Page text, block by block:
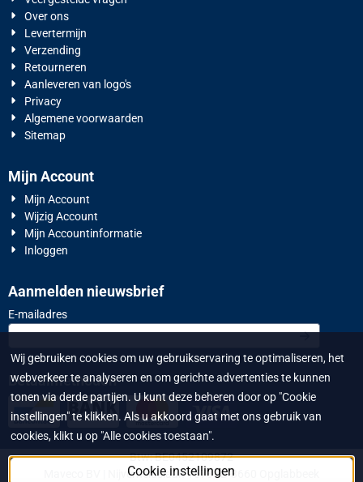
Over ons
Levertermijn
Verzending
Retourneren
Aanleveren van logo's
Privacy
Algemene voorwaarden
Sitemap
Mijn Account
Mijn Account
Wijzig Account
Mijn Accountinformatie
Inloggen
Aanmelden nieuwsbrief
E-mailadresVul je e-mailadres in voor de nieuwsbrief
Betaalmethoden
Btw: BE0452109872
Maveco BV | Nijverheidslaan 1573 | B-3660 Opglabbeek
Wij gebruiken cookies om uw gebruikservaring te optimaliseren, het
webverkeer te analyseren en om gerichte advertenties te kunnen
tonen via derde partijen. U kunt deze beheren door op "Cookie
instellingen" te klikken. Als u akkoord gaat met ons gebruik van
cookies, klikt u op "Alle cookies toestaan".
Cookie instellingen